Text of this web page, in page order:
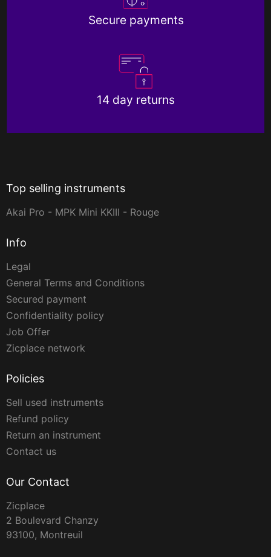
Secure payments
14 day returns
Top selling instruments
Akai Pro - MPK Mini KKIII - Rouge
Info
Legal
General Terms and Conditions
Secured payment
Confidentiality policy
Job Offer
Zicplace network
Policies
Sell used instruments
Refund policy
Return an instrument
Contact us
Our Contact
Zicplace
2 Boulevard Chanzy
93100, Montreuil